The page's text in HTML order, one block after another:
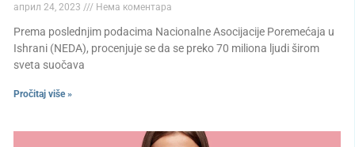
април 24, 2023 Нема коментара
Prema poslednjim podacima Nacionalne Asocijacije Poremećaja u
Ishrani (NEDA), procenjuje se da se preko 70 miliona ljudi širom
sveta suočava
Pročitaj više »